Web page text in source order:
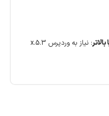
: نیاز به وردپرس 5.3.x